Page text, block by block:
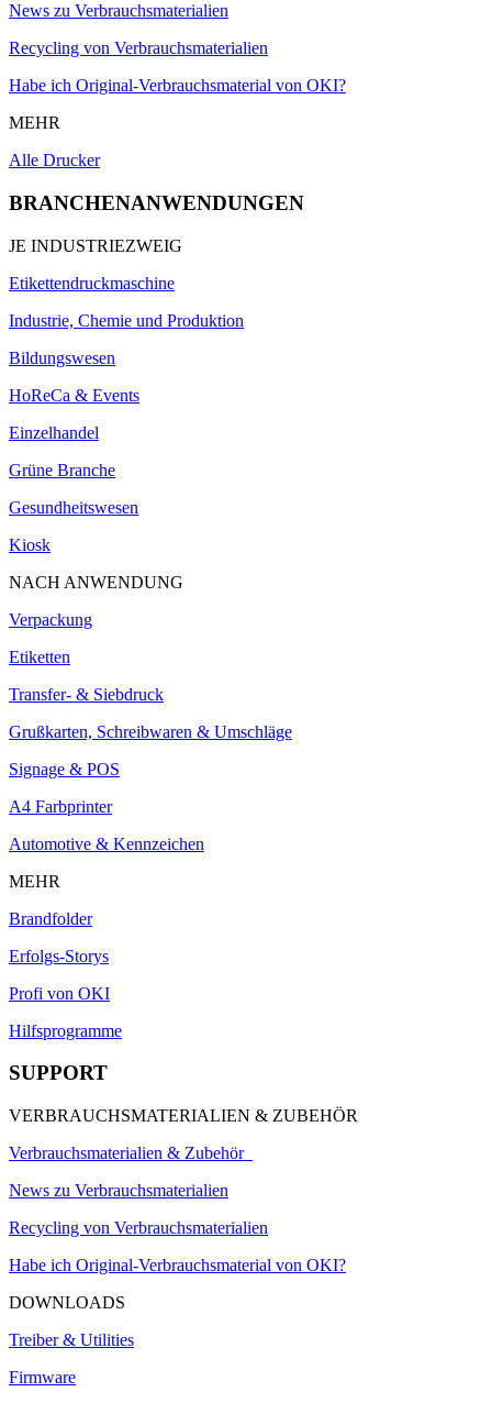
News zu Verbrauchsmaterialien
Recycling von Verbrauchsmaterialien
Habe ich Original-Verbrauchsmaterial von OKI?
MEHR
Alle Drucker
BRANCHENANWENDUNGEN
JE INDUSTRIEZWEIG
Etikettendruckmaschine
Industrie, Chemie und Produktion
Bildungswesen
HoReCa & Events
Einzelhandel
Grüne Branche
Gesundheitswesen
Kiosk
NACH ANWENDUNG
Verpackung
Etiketten
Transfer- & Siebdruck
Grußkarten, Schreibwaren & Umschläge
Signage & POS
A4 Farbprinter
Automotive & Kennzeichen
MEHR
Brandfolder
Erfolgs-Storys
Profi von OKI
Hilfsprogramme
SUPPORT
VERBRAUCHSMATERIALIEN & ZUBEHÖR
Verbrauchsmaterialien & Zubehör
News zu Verbrauchsmaterialien
Recycling von Verbrauchsmaterialien
Habe ich Original-Verbrauchsmaterial von OKI?
DOWNLOADS
Treiber & Utilities
Firmware